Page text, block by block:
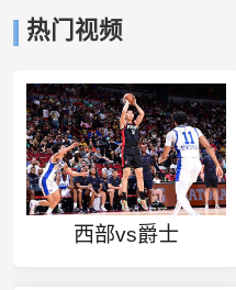
热门视频
西部vs爵士